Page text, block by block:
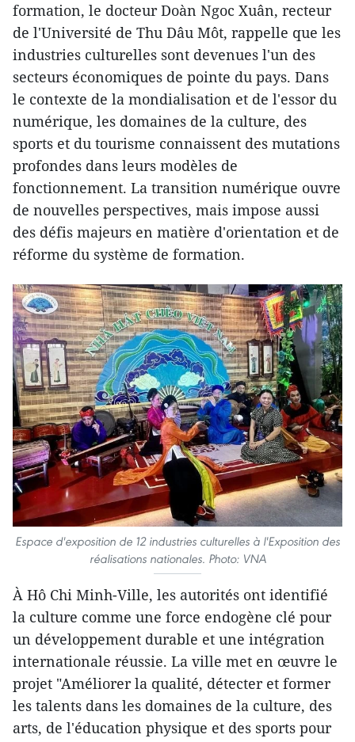
formation, le docteur Doàn Ngoc Xuân, recteur
de l'Université de Thu Dâu Môt, rappelle que les
industries culturelles sont devenues l'un des
secteurs économiques de pointe du pays. Dans
le contexte de la mondialisation et de l'essor du
numérique, les domaines de la culture, des
sports et du tourisme connaissent des mutations
profondes dans leurs modèles de
fonctionnement. La transition numérique ouvre
de nouvelles perspectives, mais impose aussi
des défis majeurs en matière d'orientation et de
réforme du système de formation.
Espace d'exposition de 12 industries culturelles à l'Exposition des
réalisations nationales. Photo: VNA
À Hô Chi Minh-Ville, les autorités ont identifié
la culture comme une force endogène clé pour
un développement durable et une intégration
internationale réussie. La ville met en œuvre le
projet "Améliorer la qualité, détecter et former
les talents dans les domaines de la culture, des
arts, de l'éducation physique et des sports pour